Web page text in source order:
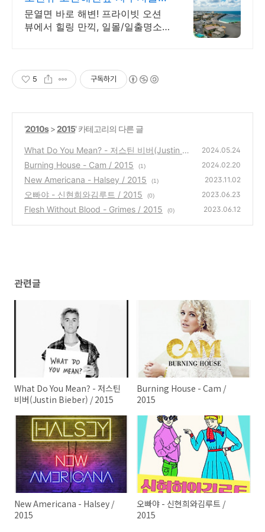
2인~10인 대가족/단체예약
문열면 바로 해변! 프라이빗 오션
뷰에서 힐링 만끽, 일몰/일출명소
5 구독하기
'2010s>2015' 카테고리의 다른 글
What Do You Mean? - 저스틴 비버(Justin Bi
eber) / 2015
(1)
2024.05.24
Burning House - Cam / 2015 (1) 2024.02.20
New Americana - Halsey / 2015 (1) 2023.11.02
오빠야 - 신현희와김루트 / 2015 (0) 2023.06.23
Flesh Without Blood - Grimes / 2015 (0) 2023.06.12
관련글
What Do You Mean? - 저스틴
비버(Justin Bieber) / 2015
Burning House - Cam /
2015
New Americana - Halsey /
2015
오빠야 - 신현희와김루트 /
2015